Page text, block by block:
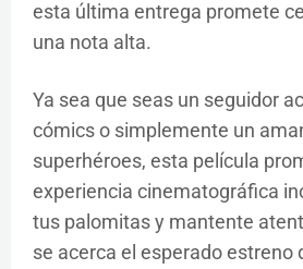
esta última entrega promete
una nota alta.
Ya sea que seas un seguidor
cómics o simplemente un
superhéroes, esta película
experiencia cinematográfica
tus palomitas y mantente
se acerca el esperado estreno